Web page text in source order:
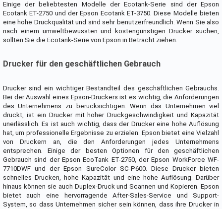
Einige der beliebtesten Modelle der Ecotank-Serie sind der Epson
Ecotank ET-2750 und der Epson Ecotank ET-3750. Diese Modelle bieten
eine hohe Druckqualität und sind sehr benutzerfreundlich. Wenn Sie also
nach einem umweltbewussten und kostengünstigen Drucker suchen,
sollten Sie die Ecotank-Serie von Epson in Betracht ziehen.
Drucker für den geschäftlichen Gebrauch
Drucker sind ein wichtiger Bestandteil des geschäftlichen Gebrauchs.
Bei der Auswahl eines Epson-Druckers ist es wichtig, die Anforderungen
des Unternehmens zu berücksichtigen. Wenn das Unternehmen viel
druckt, ist ein Drucker mit hoher Druckgeschwindigkeit und Kapazität
unerlässlich. Es ist auch wichtig, dass der Drucker eine hohe Auflösung
hat, um professionelle Ergebnisse zu erzielen. Epson bietet eine Vielzahl
von Druckern an, die den Anforderungen jedes Unternehmens
entsprechen. Einige der besten Optionen für den geschäftlichen
Gebrauch sind der Epson EcoTank ET-2750, der Epson WorkForce WF-
7710DWF und der Epson SureColor SC-P600. Diese Drucker bieten
schnelles Drucken, hohe Kapazität und eine hohe Auflösung. Darüber
hinaus können sie auch Duplex-Druck und Scannen und Kopieren. Epson
bietet auch eine hervorragende After-Sales-Service und Support-
System, so dass Unternehmen sicher sein können, dass ihre Drucker in